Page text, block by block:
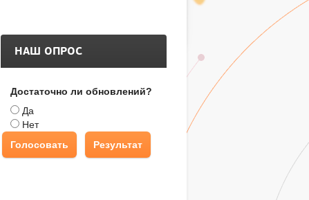
НАШ ОПРОС
Достаточно ли обновлений?
Да
Нет
Голосовать
Результат